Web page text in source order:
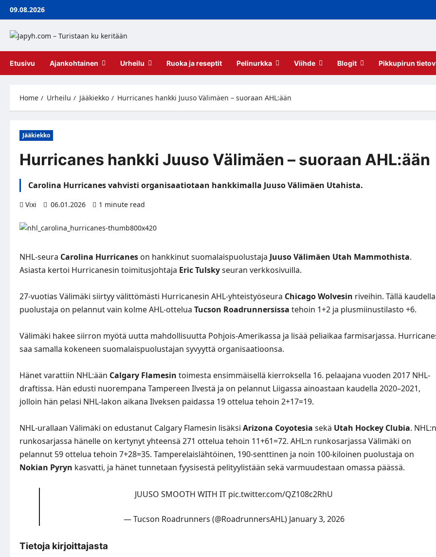
Skip09.08.2026
Etusivu Ajankohtainen Urheilu Ruoka ja reseptit Pelinurkka Viihde Blogit Pikkupirun
Home Urheilu Jääkiekko Hurricanes hankki Juuso Välimäen – suoraan AHL:ään
Jääkiekko
Hurricanes hankki Juuso Välimäen – suoraan AHL:ään
Carolina Hurricanes vahvisti organisaatiotaan hankkimalla Juuso Välimäen Utahista.
Vixi 06.01.2026 1 minute read
NHL-seura Carolina Hurricanes on hankkinut suomalaispuolustaja Juuso Välimäen Utah Mammothista.
Asiasta kertoi Hurricanesin toimitusjohtaja Eric Tulskyseuran verkkosivuilla.
27-vuotias Välimäki siirtyy välittömästi Hurricanesin AHL-yhteistyöseura Chicago Wolvesin riveihin. Tällä kaudella
puolustaja on pelannut vain kolme AHL-ottelua Tucson Roadrunnersissa tehoin 1+2 ja plusmiinustilasto +6.
Välimäki hakee siirron myötä uutta mahdollisuutta Pohjois-Amerikassa ja lisää peliaikaa farmisarjassa.
saa samalla kokeneen suomalaispuolustajan syvyyttä organisaatioonsa.
Hänet varattiin NHL:ään Calgary Flamesin toimesta ensimmäisellä kierroksella 16. pelaajana vuoden 2017 NHL-
draftissa. Hän edusti nuorempana Tampereen Ilvestä ja on pelannut Liigassa ainoastaan kaudella 2020–2021,
jolloin hän pelasi NHL-lakon aikana Ilveksen paidassa 19 ottelua tehoin 2+17=19.
NHL-urallaan Välimäki on edustanut Calgary Flamesin lisäksi Arizona Coyotesia sekä Utah Hockey Clubia. NHL:n
runkosarjassa hänelle on kertynyt yhteensä 271 ottelua tehoin 11+61=72. AHL:n runkosarjassa Välimäki on
pelannut 59 ottelua tehoin 7+28=35. Tamperelaislähtöinen, 190-senttinen ja noin 100-kiloinen puolustaja on
Nokian Pyryn kasvatti, ja hänet tunnetaan fyysisestä pelityylistään sekä varmuudestaan omassa päässä.
JUUSO SMOOTH WITH IT pic.twitter.com/QZ108c2RhU
— Tucson Roadrunners (@RoadrunnersAHL) January 3, 2026
Tietoja kirjoittajasta